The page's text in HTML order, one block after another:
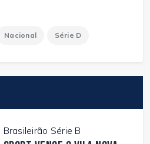
Nacional Série D
Brasileirão Série B